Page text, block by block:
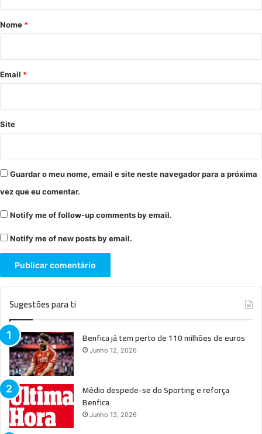
r
*
Nome *
Email *
Site
Guardar o meu nome, email e site neste navegador para a próxima
vez que eu comentar.
Notify me of follow-up comments by email.
Notify me of new posts by email.
Sugestões para ti
Benfica já tem perto de 110 milhões de euros
Junho 12, 2026
Médio despede-se do Sporting e reforça
Benfica
Junho 13, 2026